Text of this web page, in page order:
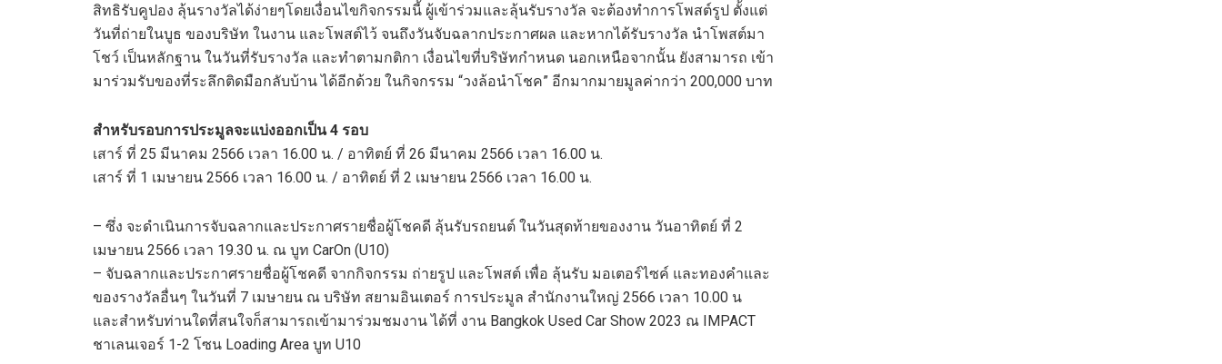
สิทธิรับคูปอง ลุ้นรางวัลได้ง่ายๆโดยเงื่อนไขกิจกรรมนี้ ผู้เข้าร่วมและลุ้นรับรางวัล จะต้องทำการโพสต์รูป ตั้งแต่
วันที่ถ่ายในบูธ ของบริษัท ในงาน และโพสต์ไว้ จนถึงวันจับฉลากประกาศผล และหากได้รับรางวัล นำโพสต์มา
โชว์ เป็นหลักฐาน ในวันที่รับรางวัล และทำตามกติกา เงื่อนไขที่บริษัทกำหนด นอกเหนือจากนั้น ยังสามารถ เข้า
มาร่วมรับของที่ระลึกติดมือกลับบ้าน ได้อีกด้วย ในกิจกรรม “วงล้อนำโชค” อีกมากมายมูลค่ากว่า 200,000 บาท
สำหรับรอบการประมูลจะแบ่งออกเป็น 4 รอบ
เสาร์ ที่ 25 มีนาคม 2566 เวลา 16.00 น. / อาทิตย์ ที่ 26 มีนาคม 2566 เวลา 16.00 น.
เสาร์ ที่ 1 เมษายน 2566 เวลา 16.00 น. / อาทิตย์ ที่ 2 เมษายน 2566 เวลา 16.00 น.
– ซึ่ง จะดำเนินการจับฉลากและประกาศรายชื่อผู้โชคดี ลุ้นรับรถยนต์ ในวันสุดท้ายของงาน วันอาทิตย์ ที่ 2
เมษายน 2566 เวลา 19.30 น. ณ บูท CarOn (U10)
– จับฉลากและประกาศรายชื่อผู้โชคดี จากกิจกรรม ถ่ายรูป และโพสต์ เพื่อ ลุ้นรับ มอเตอร์ไซค์ และทองคำและ
ของรางวัลอื่นๆ ในวันที่ 7 เมษายน ณ บริษัท สยามอินเตอร์ การประมูล สำนักงานใหญ่ 2566 เวลา 10.00 น
และสำหรับท่านใดที่สนใจก็สามารถเข้ามาร่วมชมงาน ได้ที่ งาน Bangkok Used Car Show 2023 ณ IMPACT
ชาเลนเจอร์ 1-2 โซน Loading Area บูท U10